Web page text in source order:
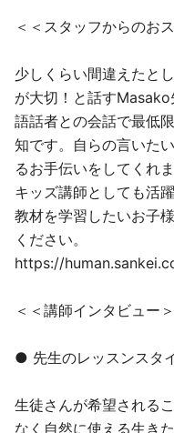
＜＜スタッフからのお
少しくらい間違えたと
が大切！と話す
語話者との会話で最低
知です。自らの言いた
るお手伝いをしてくれま
キッズ講師としても活
教材を学習したいお子
ください。
https://
＜＜講師インタビュー
● 先生のレッスンスタ
生徒さんが希望される
なく自然に使える生き